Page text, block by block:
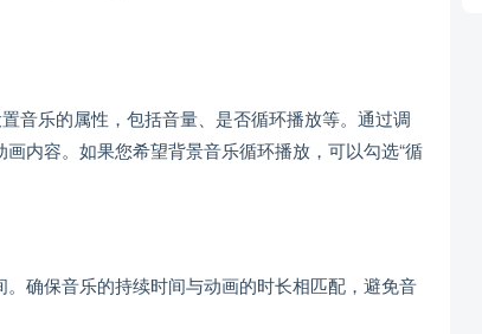
音乐的属性，包括音量、是否循环播放等。通过调
内容。如果您希望背景音乐循环播放，可以勾选“循
确保音乐的持续时间与动画的时长相匹配，避免音